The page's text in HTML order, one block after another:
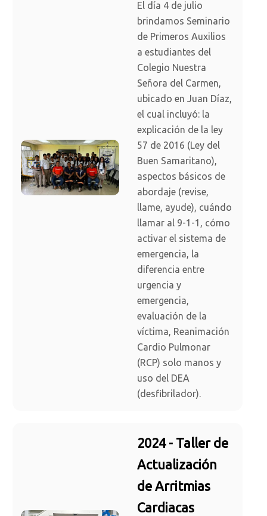
El día 4 de julio
brindamos Seminario
de Primeros Auxilios
a estudiantes del
Colegio Nuestra
Señora del Carmen,
ubicado en Juan Díaz,
el cual incluyó: la
explicación de la ley
57 de 2016 (Ley del
Buen Samaritano),
aspectos básicos de
abordaje (revise,
llame, ayude), cuándo
llamar al 9-1-1, cómo
activar el sistema de
emergencia, la
diferencia entre
urgencia y
emergencia,
evaluación de la
víctima, Reanimación
Cardio Pulmonar
(RCP) solo manos y
uso del DEA
(desfibrilador).
2024 - Taller de
Actualización
de Arritmias
Cardiacas